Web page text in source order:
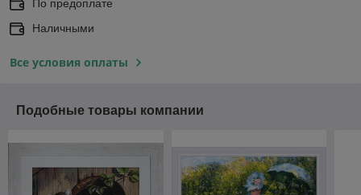
По предоплате
Наличными
Все условия оплаты
Подобные товары компании